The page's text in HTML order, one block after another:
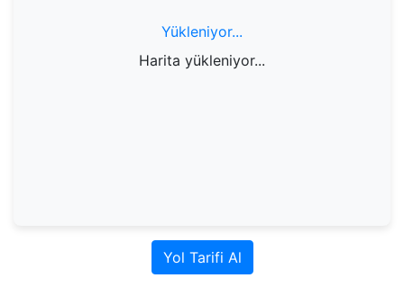
Yükleniyor...
Harita yükleniyor...
Yol Tarifi Al